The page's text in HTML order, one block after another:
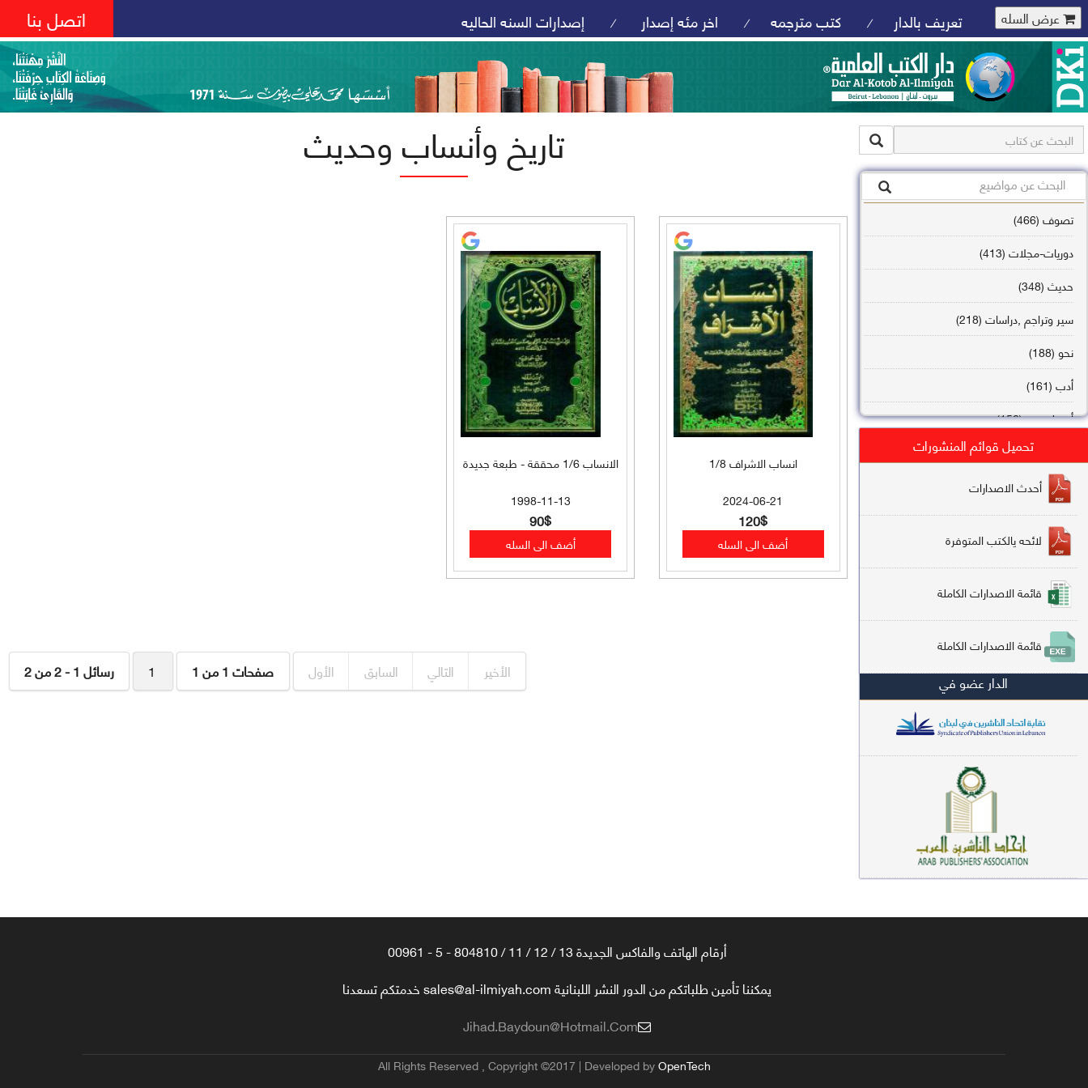
عرض السله تعريف بالدار / كتب مترجمه / اخر مئه إصدار / إصدارات السنه الحاليه اتصل بنا
تصوف (466)
دوريات-مجلات (413)
حديث (348)
سير وتراجم ,دراسات (218)
نحو (188)
أدب (161)
أصول فقه (158)
تاريخ (138)
فقه شافعي (132)
فقه حنفي (113)
فقه مالكي (112)
تفسير قرآن (106)
علم كلام (96)
أخلاق وتصوف (91)
سير وتراجم (90)
معاجم لغوية (89)
سيرة نبوية وتصوف (81)
دراسات إسلامية (75)
شعر (72)
علوم قرآن (66)
فقه عام وأحكام فقهية (62)
تحميل قوائم المنشورات
أحدث الاصدارات
لائحه يالكتب المتوفرة
قائمة الاصدارات الكاملة
قائمة الاصدارات الكاملة
الدار عضو في
تاريخ وأنساب وحديث
انساب الاشراف 1/8
2024-06-21
120$
الانساب 1/6 محققة - طبعة جديدة
1998-11-13
90$
رسائل 1 - 2 من 2 1 صفحات 1 من 1 الأول السابق التالي الأخير
أرقام الهاتف والفاكس الجديدة 13 / 12 / 11 / 804810 - 5 - 00961
يمكننا تأمين طلباتكم من الدور النشر اللبنانية sales@al-ilmiyah.com خدمتكم تسعدنا
Jihad.baydoun@hotmail.com
All Rights Reserved , Copyright ©2017 | Developed byOpenTech